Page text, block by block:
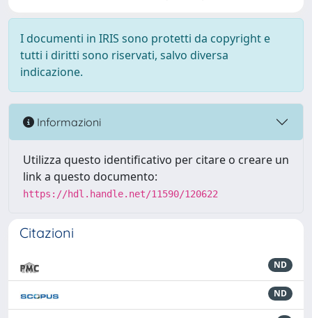
I documenti in IRIS sono protetti da copyright e
tutti i diritti sono riservati, salvo diversa
indicazione.
Informazioni
Utilizza questo identificativo per citare o creare un
link a questo documento:
https://hdl.handle.net/11590/120622
Citazioni
ND
ND